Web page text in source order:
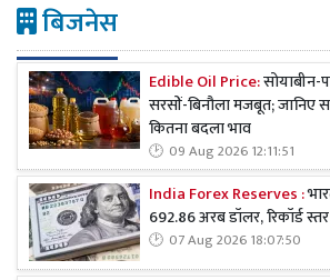
बिजनेस
Edible Oil Price:सोयाबीन-
सरसों-बिनौला मजबूत; जानिए
कितना बदला भाव
09 Aug 2026 12:11:51
India Forex Reserves :
692.86 अरब डॉलर, रिकॉर्ड
07 Aug 2026 18:07:50